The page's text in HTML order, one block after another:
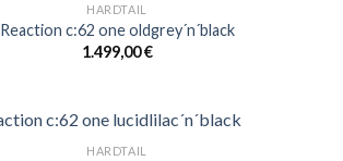
HARDTAIL
Reaction c:62 one oldgrey´n´black
1.499,00€
HARDTAIL